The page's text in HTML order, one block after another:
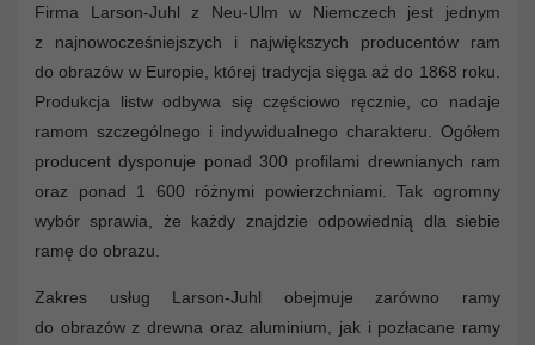
Firma Larson-Juhl z Neu-Ulm w Niemczech jest jednym
z najnowocześniejszych i największych producentów ram
do obrazów w Europie, której tradycja sięga aż do 1868 roku.
Produkcja listw odbywa się częściowo ręcznie, co nadaje
ramom szczególnego i indywidualnego charakteru. Ogółem
producent dysponuje ponad 300 profilami drewnianych ram
oraz ponad 1 600 różnymi powierzchniami. Tak ogromny
wybór sprawia, że każdy znajdzie odpowiednią dla siebie
ramę do obrazu.
Zakres usług Larson-Juhl obejmuje zarówno ramy
do obrazów z drewna oraz aluminium, jak i pozłacane ramy